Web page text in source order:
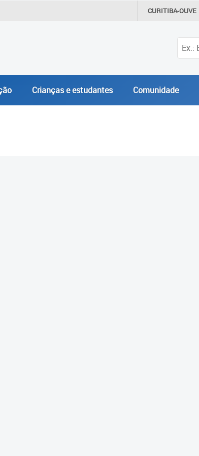
CURITIBA-OUVE
Crianças e estudantes Comunidade